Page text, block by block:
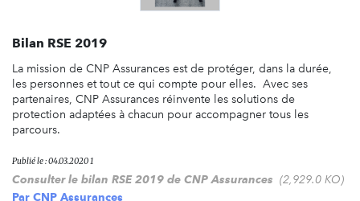
Bilan RSE 2019
La mission de CNP Assurances est de protéger, dans la durée,
les personnes et tout ce qui compte pour elles. Avec ses
partenaires, CNP Assurances réinvente les solutions de
protection adaptées à chacun pour accompagner tous les
parcours.
Publié le : 04.03.2020 1
Consulter le bilan RSE 2019 de CNP Assurances (2,929.0 KO)
Par CNP Assurances